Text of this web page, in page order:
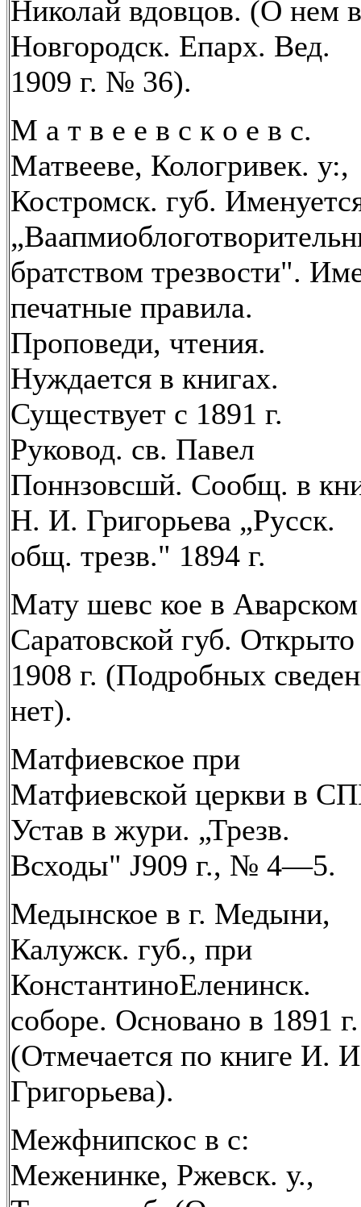
Николай вдовцов. (О нем в
Новгородск. Епарх. Вед.
1909 г. № 36).
М а т в е е в с к о е в с.
Матвееве, Кологривек. у:,
Костромск. губ.
братством трезвости".
печатные правила.
Проповеди, чтения.
Нуждается в книгах.
Существует с 1891 г.
Руковод. св. Павел
Поннзовсшй. Сообщ. в
Н. И. Григорьева „Русск.
общ. трезв." 1894 г.
Мату шевс кое в
Саратовской губ. Открыто
1908 г. (Подробных
нет).
Матфиевское при
Матфиевской церкви в
Устав в жури. „Трезв.
Всходы" J909 г., № 4—5.
Медынское в г. Медыни,
Калужск. губ., при
КонстантиноЕленинск.
соборе. Основано в 1891 г.
(Отмечается по книге И.
Григорьева).
Межфнипскос в с:
Меженинке, Ржевск. у.,